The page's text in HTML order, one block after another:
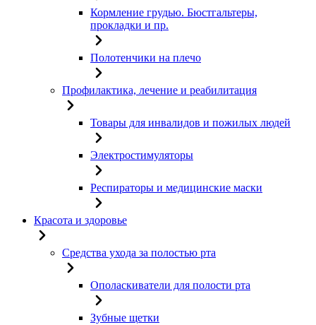
Кормление грудью. Бюстгальтеры,
прокладки и пр.
Полотенчики на плечо
Профилактика, лечение и реабилитация
Товары для инвалидов и пожилых людей
Электростимуляторы
Респираторы и медицинские маски
Красота и здоровье
Средства ухода за полостью рта
Ополаскиватели для полости рта
Зубные щетки